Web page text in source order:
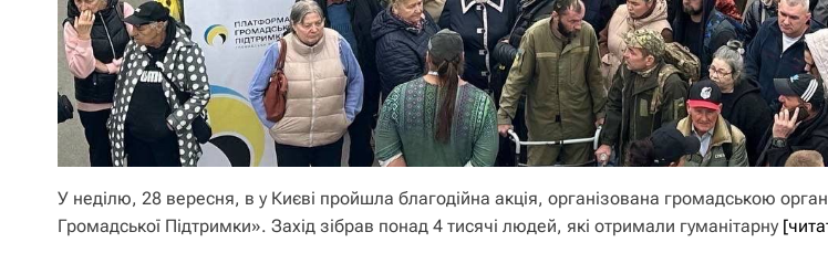
У неділю, 28 вересня, в у Києві пройшла благодійна акція, організована громадською
Громадської Підтримки». Захід зібрав понад 4 тисячі людей, які отримали гуманітарну